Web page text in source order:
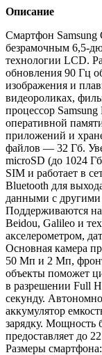
Описание
Смартфон Samsung
безрамочным 6,5-
технологии LCD.
обновления 90 Гц
изображения и
видеороликах,
процессор
оперативной
приложений и
файлов — 32 Гб.
microSD (до 1024
SIM и работает в
Bluetooth для
данными с
Поддерживаются
Beidou, Galileo и
акселерометром,
Основная камера
50 Мп и 2 Мп,
объекты поможет
в разрешении Full
секунду.
аккумулятор
зарядку. Мощность
предоставляет до
Размеры